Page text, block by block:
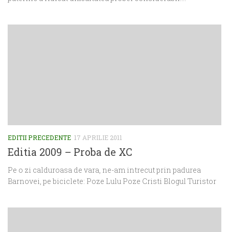
EDITII PRECEDENTE 17 APRILIE 2011
Editia 2009 – Proba de XC
Pe o zi calduroasa de vara, ne-am intrecut prin padurea
Barnovei, pe biciclete: Poze Lulu Poze Cristi Blogul Turistor